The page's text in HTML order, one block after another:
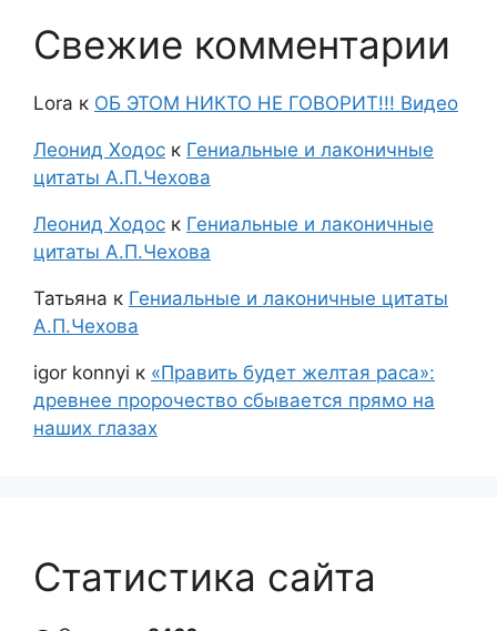
Свежие комментарии
Lora к ОБ ЭТОМ НИКТО НЕ ГОВОРИТ!!! Видео
Леонид Ходос к Гениальные и лаконичные
цитаты А.П.Чехова
Леонид Ходос к Гениальные и лаконичные
цитаты А.П.Чехова
Татьяна к Гениальные и лаконичные цитаты
А.П.Чехова
igor konnyi к «Править будет желтая раса»:
древнее пророчество сбывается прямо на
наших глазах
Статистика сайта